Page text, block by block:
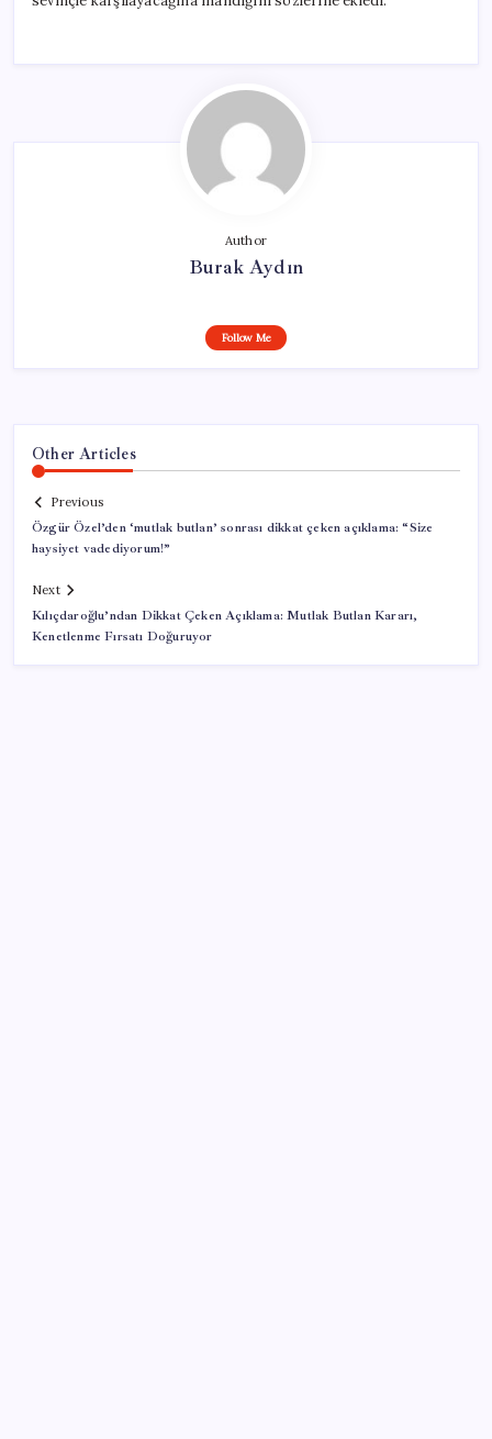
Author
Burak Aydın
Follow Me
Other Articles
Previous
Özgür Özel’den ‘mutlak butlan’ sonrası dikkat çeken açıklama: “Size
haysiyet vadediyorum!”
Next
Kılıçdaroğlu’ndan Dikkat Çeken Açıklama: Mutlak Butlan Kararı,
Kenetlenme Fırsatı Doğuruyor